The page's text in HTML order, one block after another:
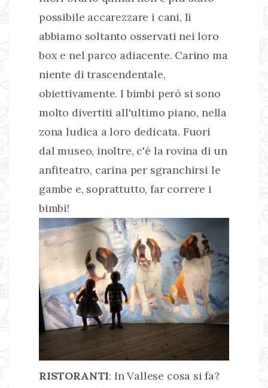
possibile accarezzare i cani, li
abbiamo soltanto osservati nei loro
box e nel parco adiacente. Carino ma
niente di trascendentale,
obiettivamente. I bimbi però si sono
molto divertiti all'ultimo piano, nella
zona ludica a loro dedicata. Fuori
dal museo, inoltre, c'é la rovina di un
anfiteatro, carina per sgranchirsi le
gambe e, soprattutto, far correre i
bimbi!
RISTORANTI: In Vallese cosa si fa?